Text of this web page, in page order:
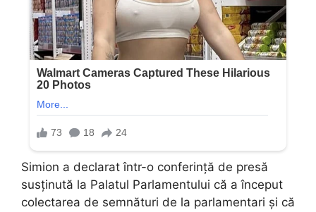
Simion a declarat într-o conferință de presă
susținută la Palatul Parlamentului că a început
colectarea de semnături de la parlamentari și că